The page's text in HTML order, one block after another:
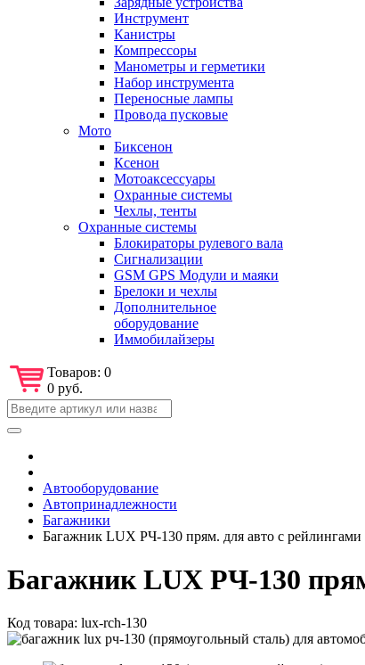
Инструмент
Канистры
Компрессоры
Манометры и герметики
Набор инструмента
Переносные лампы
Провода пусковые
Мото
Биксенон
Ксенон
Мотоаксессуары
Охранные системы
Чехлы, тенты
Охранные системы
Блокираторы рулевого вала
Сигнализации
GSM GPS Модули и маяки
Брелоки и чехлы
Дополнительное
оборудование
Иммобилайзеры
Товаров: 0
0 руб.
Автооборудование
Автопринадлежности
Багажники
Багажник LUX РЧ-130 прям. для авто с
Багажник LUX РЧ-130
Код товара: lux-rch-130